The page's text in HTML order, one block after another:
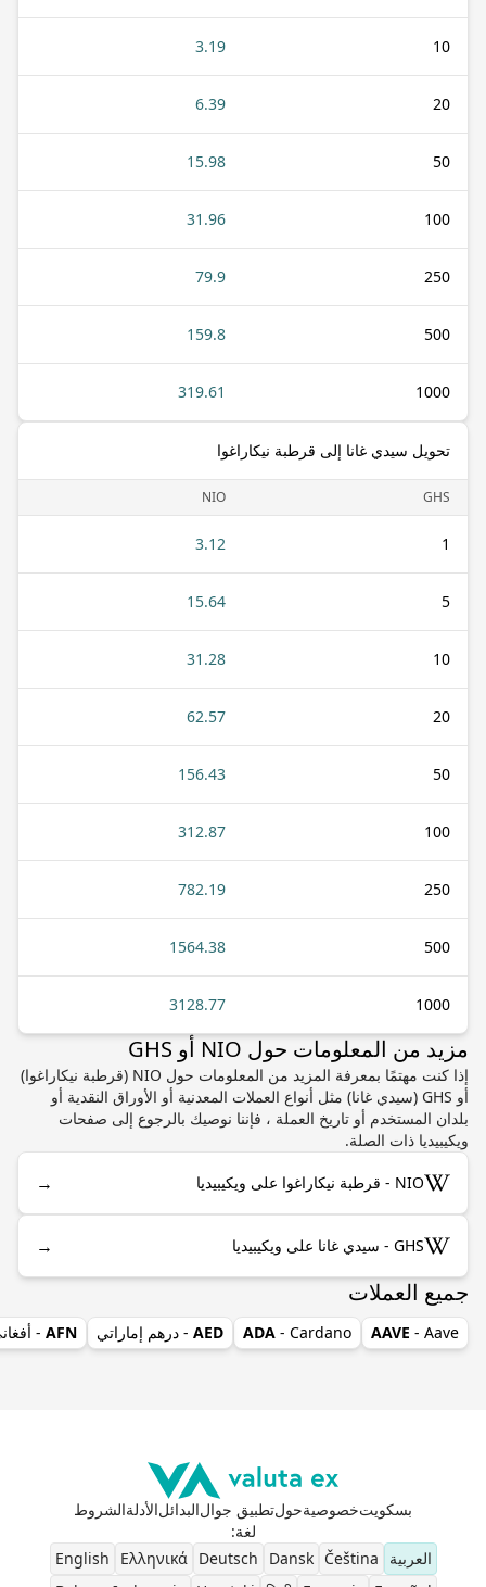
10
3.19
20
6.39
50
15.98
100
31.96
250
79.9
500
159.8
1000
319.61
تحويل سيدي غانا إلى قرطبة نيكاراغوا
GHS
NIO
1
3.12
5
15.64
10
31.28
20
62.57
50
156.43
100
312.87
250
782.19
500
1564.38
1000
3128.77
مزيد من المعلومات حول NIO أو GHS
إذا كنت مهتمًا بمعرفة المزيد من المعلومات حول NIO (قرطبة نيكاراغوا)
أو GHS (سيدي غانا) مثل أنواع العملات المعدنية أو الأوراق النقدية أو
بلدان المستخدم أو تاريخ العملة ، فإننا نوصيك بالرجوع إلى صفحات
ويكيبيديا ذات الصلة.
NIO - قرطبة نيكاراغوا على ويكيبيديا →
GHS - سيدي غانا على ويكيبيديا →
جميع العملات
AAVE - Aave
ADA - Cardano
AED - درهم إماراتي AFN
-
بسكويتخصوصيةحولتطبيق جوالالبدائلالأدلةالشروط
لغة:
العربية
Čeština
Dansk
Deutsch
Ελληνικά
English